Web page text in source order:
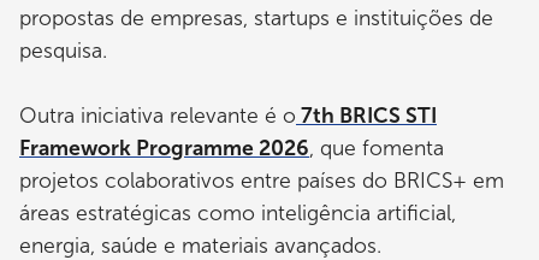
propostas de empresas, startups e instituições de
pesquisa.
Outra iniciativa relevante é o 7th BRICS STI
Framework Programme 2026, que fomenta
projetos colaborativos entre países do BRICS+ em
áreas estratégicas como inteligência artificial,
energia, saúde e materiais avançados.